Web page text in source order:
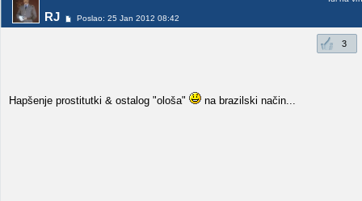
RJ Poslao: 25 Jan 2012 08:42
3
Hapšenje prostitutki & ostalog "ološa" na brazilski način...